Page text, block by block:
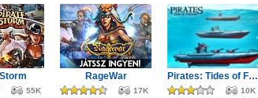
55K
RageWar
17K
Pirates: Tides of Fortune
10K